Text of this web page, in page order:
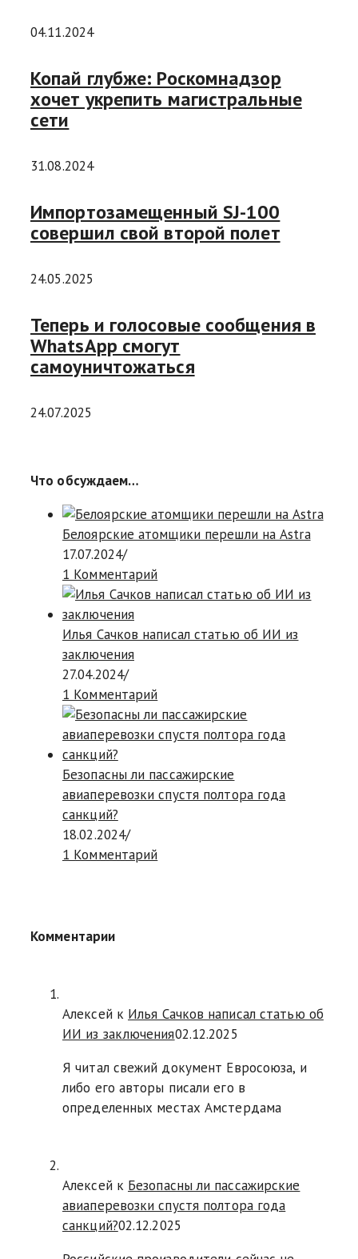
04.11.2024
Копай глубже: Роскомнадзор
хочет укрепить магистральные
сети
31.08.2024
Импортозамещенный SJ-100
совершил свой второй полет
24.05.2025
Теперь и голосовые сообщения в
WhatsApp смогут
самоуничтожаться
24.07.2025
Что обсуждаем…
Белоярские атомщики перешли на Astra
17.07.2024/
1 Комментарий
Илья Сачков написал статью об ИИ из
заключения
27.04.2024/
1 Комментарий
Безопасны ли пассажирские
авиаперевозки спустя полтора года
санкций?
18.02.2024/
1 Комментарий
Комментарии
Алексей к Илья Сачков написал статью об
ИИ из заключения02.12.2025
Я читал свежий документ Евросоюза, и
либо его авторы писали его в
определенных местах Амстердама
Алексей к Безопасны ли пассажирские
авиаперевозки спустя полтора года
санкций?02.12.2025